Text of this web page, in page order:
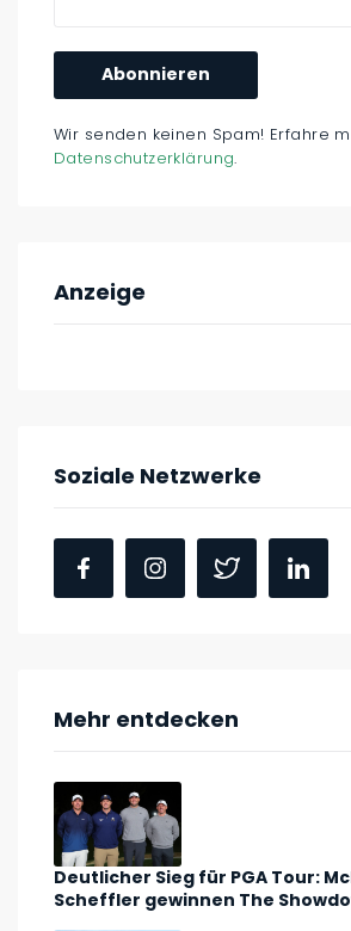
Wir senden keinen Spam! Erfahre
Datenschutzerklärung.
Anzeige
Soziale Netzwerke
Mehr entdecken
Deutlicher Sieg für PGA Tour:
Scheffler gewinnen The